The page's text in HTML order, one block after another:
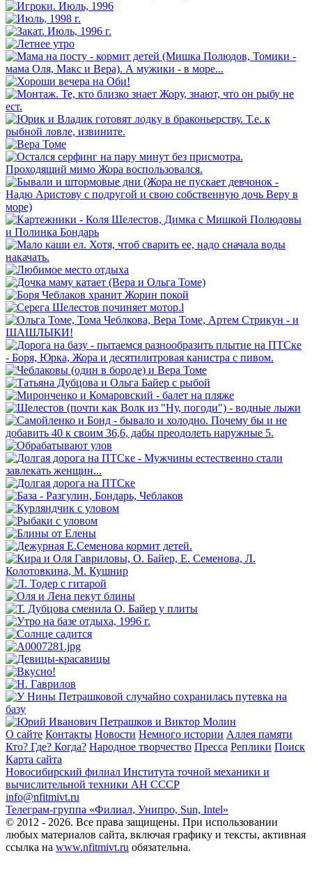
О сайте Контакты Новости Немного истории Аллея памяти
Кто? Где? Когда? Народное творчество Пресса Реплики Поиск
Карта сайта
Новосибирский филиал Института точной механики и
вычислительной техники АН СССР
info@nfitmivt.ru
Телеграм-группа «Филиал, Унипро, Sun, Intel»
© 2012 - 2026. Все права защищены. При использовании
любых материалов сайта, включая графику и тексты, активная
ссылка на www.nfitmivt.ru обязательна.